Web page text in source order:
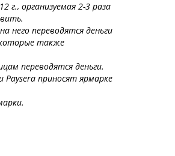
г., организуемая 2-3 раза
него переводятся деньги
также
переводятся деньги.
приносят ярмарке